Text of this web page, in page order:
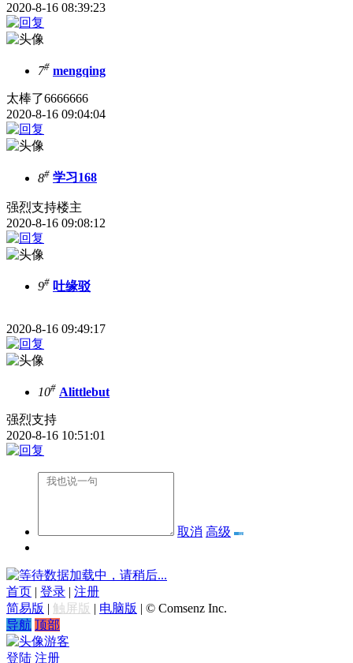
2020-8-16 08:39:23
7# mengqing
太棒了6666666
2020-8-16 09:04:04
8# 学习168
强烈支持楼主
2020-8-16 09:08:12
9# 吐缘驳
2020-8-16 09:49:17
10# Alittlebut
强烈支持
2020-8-16 10:51:01
取消 高级
数据加载中，请稍后...
首页 | 登录 | 注册
简易版 | 触屏版 | 电脑版 | © Comsenz Inc.
导航 顶部
游客
登陆 注册